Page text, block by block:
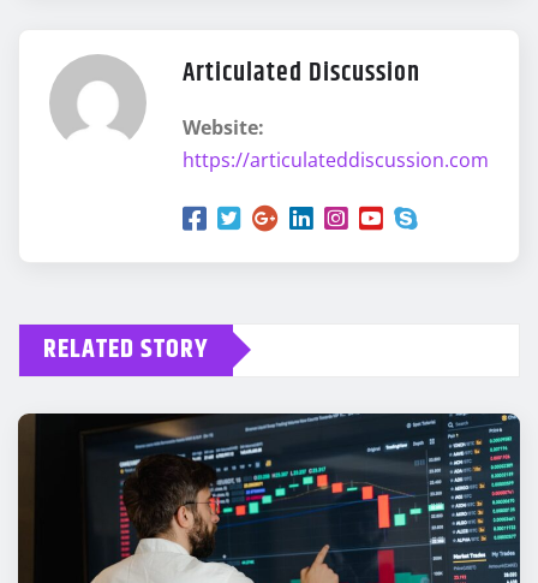
Articulated Discussion
Website:
https://articulateddiscussion.com
RELATED STORY